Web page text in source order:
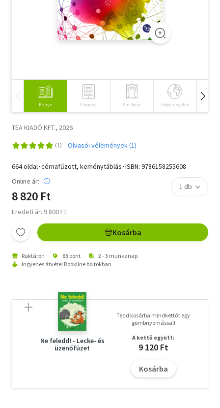
Tankönyv, segédkönyv
Társadalomtudomány
Könyv E-könyv Antikvár Idegen nyelvű
TEA KIADÓ KFT., 2026
Olvasói vélemények (1)
664 oldal･cérnafűzött, keménytáblás･ISBN: 9786158255608
Online ár:
8 820 Ft
Eredeti ár: 9 800 Ft
Kosárba
Raktáron 88 pont
2 - 3 munkanap
Ingyenes átvétel Bookline boltokban
Ne feledd! - Lecke- és
üzenőfüzet
Tedd kosárba mindkettőt egy
gombnyomással!
A kettő együtt:
9 120 Ft
Kosárba